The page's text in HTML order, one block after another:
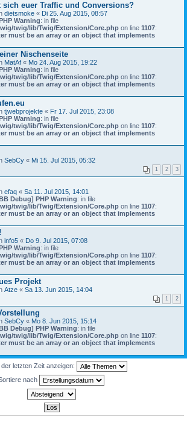
sich euer Traffic und Conversions?
dietsmoke « Di 25. Aug 2015, 08:57
Warning: in file
twig/lib/Twig/Extension/Core.php on line 1107:
must be an array or an object that implements
Nischenseite
MatAf « Mo 24. Aug 2015, 19:22
Warning: in file
twig/lib/Twig/Extension/Core.php on line 1107:
must be an array or an object that implements
tjwebprojekte « Fr 17. Jul 2015, 23:08
Warning: in file
twig/lib/Twig/Extension/Core.php on line 1107:
must be an array or an object that implements
SebCy « Mi 15. Jul 2015, 05:32
1 2 3
efaq « Sa 11. Jul 2015, 14:01
Debug] PHP Warning: in file
twig/lib/Twig/Extension/Core.php on line 1107:
must be an array or an object that implements
info5 « Do 9. Jul 2015, 07:08
Warning: in file
twig/lib/Twig/Extension/Core.php on line 1107:
must be an array or an object that implements
Projekt
Atze « Sa 13. Jun 2015, 14:04
1 2
SebCy « Mo 8. Jun 2015, 15:14
Debug] PHP Warning: in file
twig/lib/Twig/Extension/Core.php on line 1107:
must be an array or an object that implements
letzten Zeit anzeigen:
nach